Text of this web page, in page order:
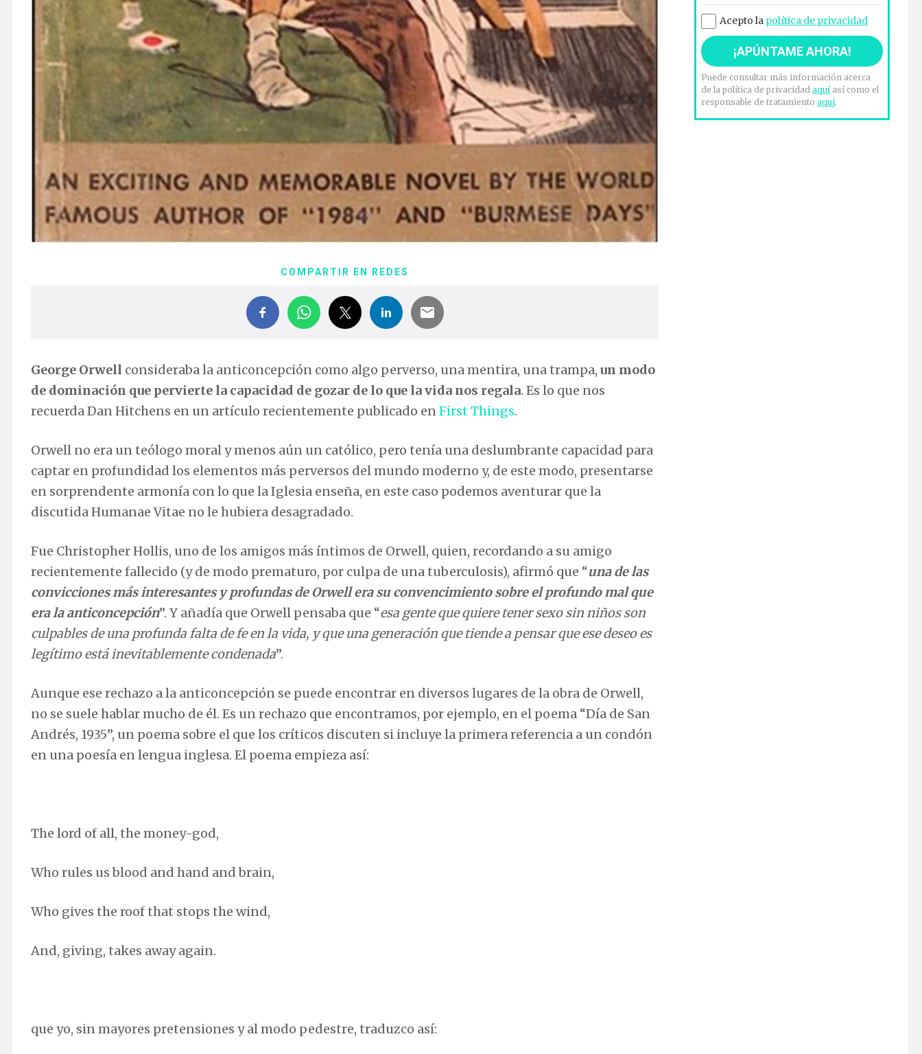
COMPARTIR EN REDES
George Orwell consideraba la anticoncepción como algo perverso, una mentira, una trampa, un modo
de dominación que pervierte la capacidad de gozar de lo que la vida nos regala. Es lo que nos
recuerda Dan Hitchens en un artículo recientemente publicado enFirst Things.
Orwell no era un teólogo moral y menos aún un católico, pero tenía una deslumbrante capacidad para
captar en profundidad los elementos más perversos del mundo moderno y, de este modo, presentarse
en sorprendente armonía con lo que la Iglesia enseña, en este caso podemos aventurar que la
discutida Humanae Vitae no le hubiera desagradado.
Fue Christopher Hollis, uno de los amigos más íntimos de Orwell, quien, recordando a su amigo
recientemente fallecido (y de modo prematuro, por culpa de una tuberculosis), afirmó que “una de las
convicciones más interesantes y profundas de Orwell era su convencimiento sobre el profundo mal que
era la anticoncepción”. Y añadía que Orwell pensaba que “esa gente que quiere tener sexo sin niños son
culpables de una profunda falta de fe en la vida, y que una generación que tiende a pensar que ese deseo es
legítimo está inevitablemente condenada”.
Aunque ese rechazo a la anticoncepción se puede encontrar en diversos lugares de la obra de Orwell,
no se suele hablar mucho de él. Es un rechazo que encontramos, por ejemplo, en el poema “Día de San
Andrés, 1935”, un poema sobre el que los críticos discuten si incluye la primera referencia a un condón
en una poesía en lengua inglesa. El poema empieza así:
The lord of all, the money-god,
Who rules us blood and hand and brain,
Who gives the roof that stops the wind,
And, giving, takes away again.
que yo, sin mayores pretensiones y al modo pedestre, traduzco así:
Acepto la política de privacidad
Puede consultar más información acerca
de la política de privacidadaquíasí como el
responsable de tratamientoaquí.